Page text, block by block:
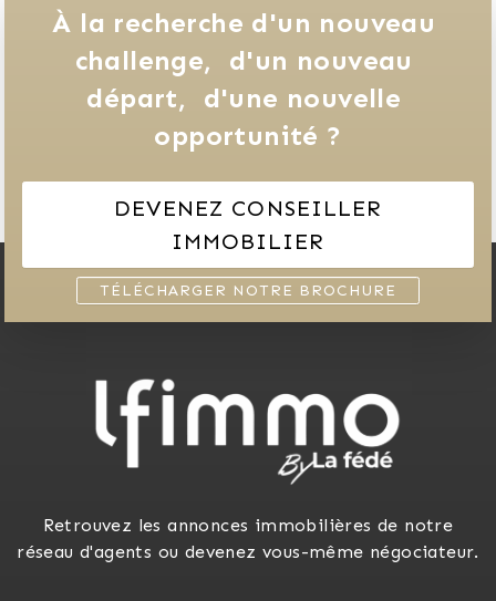
À la recherche d'un nouveau
challenge,
d'un nouveau
départ,
d'une nouvelle
opportunité ?
DEVENEZ CONSEILLER
IMMOBILIER
TÉLÉCHARGER NOTRE BROCHURE
Retrouvez les annonces immobilières de notre
réseau d'agents ou devenez vous-même négociateur.